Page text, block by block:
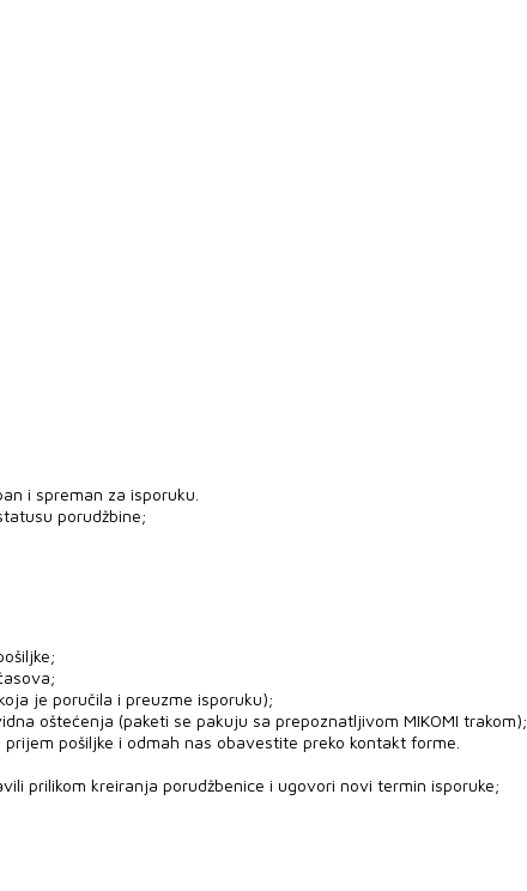
i spreman za isporuku.
porudžbine;
je poručila i preuzme isporuku);
oštećenja (paketi se pakuju sa prepoznatljivom MIKOMI trakom);
pošiljke i odmah nas obavestite preko kontakt forme.
prilikom kreiranja porudžbenice i ugovori novi termin isporuke;